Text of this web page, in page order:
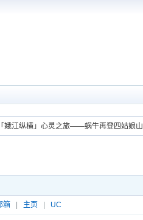
娥江纵横」心灵之旅——蜗牛再登四姑娘山
箱 主页 UC